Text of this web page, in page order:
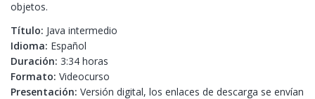
objetos.
Título: Java intermedio
Idioma: Español
Duración: 3:34 horas
Formato: Videocurso
Presentación: Versión digital, los enlaces de descarga se envían